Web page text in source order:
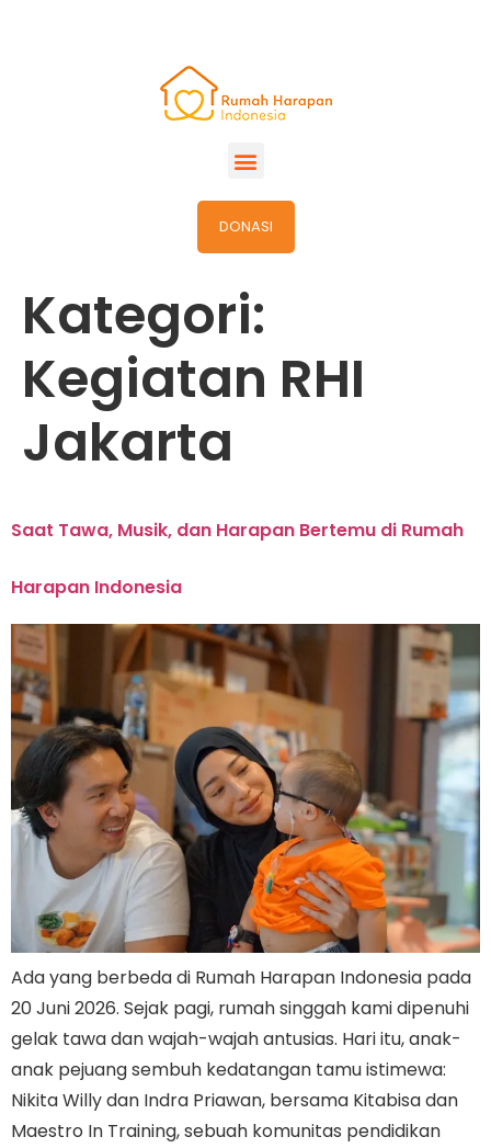
DONASI
Kategori:
Kegiatan RHI
Jakarta
Saat Tawa, Musik, dan Harapan Bertemu di Rumah
Harapan Indonesia
Ada yang berbeda di Rumah Harapan Indonesia pada
20 Juni 2026. Sejak pagi, rumah singgah kami dipenuhi
gelak tawa dan wajah-wajah antusias. Hari itu, anak-
anak pejuang sembuh kedatangan tamu istimewa:
Nikita Willy dan Indra Priawan, bersama Kitabisa dan
Maestro In Training, sebuah komunitas pendidikan